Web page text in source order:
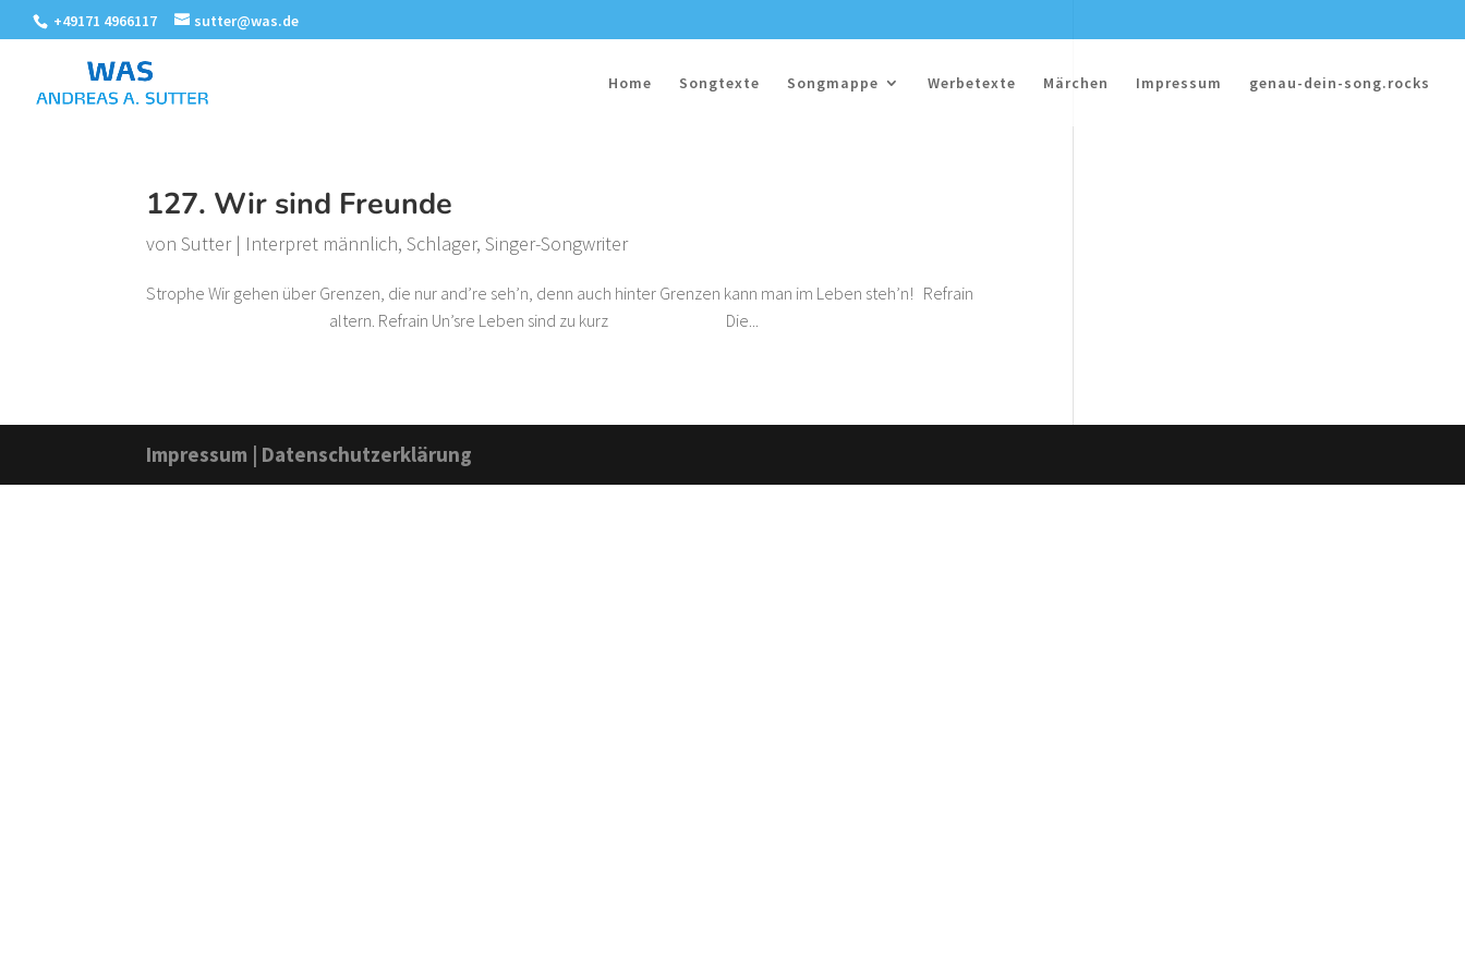
+49171 4966117 sutter@was.de
Home Songtexte Songmappe Werbetexte Märchen Impressum genau-dein-song.rocks
127. Wir sind Freunde
vonSutter| Interpret männlich,Schlager,Singer-Songwriter
Strophe Wir gehen über Grenzen, die nur and’re seh’n, denn auch hinter Grenzen kann man im Leben steh’n! Refrain
altern. Refrain Un’sre Leben sind zu kurz Die...
Impressum | Datenschutzerklärung